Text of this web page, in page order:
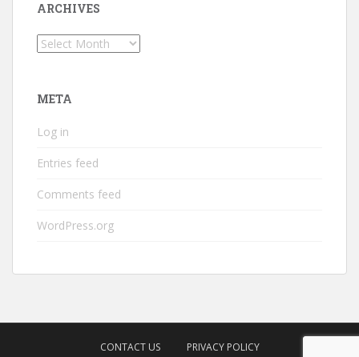
ARCHIVES
Archives
META
Log in
Entries feed
Comments feed
WordPress.org
CONTACT US PRIVACY POLICY